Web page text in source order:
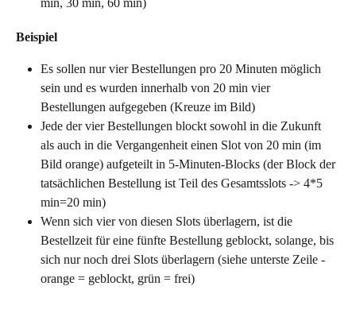
Beispiel
Es sollen nur vier Bestellungen pro 20 Minuten möglich
sein und es wurden innerhalb von 20 min vier
Bestellungen aufgegeben (Kreuze im Bild)
Jede der vier Bestellungen blockt sowohl in die Zukunft
als auch in die Vergangenheit einen Slot von 20 min (im
Bild orange) aufgeteilt in 5-Minuten-Blocks (der Block der
tatsächlichen Bestellung ist Teil des Gesamtsslots -> 4*5
min=20 min)
Wenn sich vier von diesen Slots überlagern, ist die
Bestellzeit für eine fünfte Bestellung geblockt, solange, bis
sich nur noch drei Slots überlagern (siehe unterste Zeile -
orange = geblockt, grün = frei)